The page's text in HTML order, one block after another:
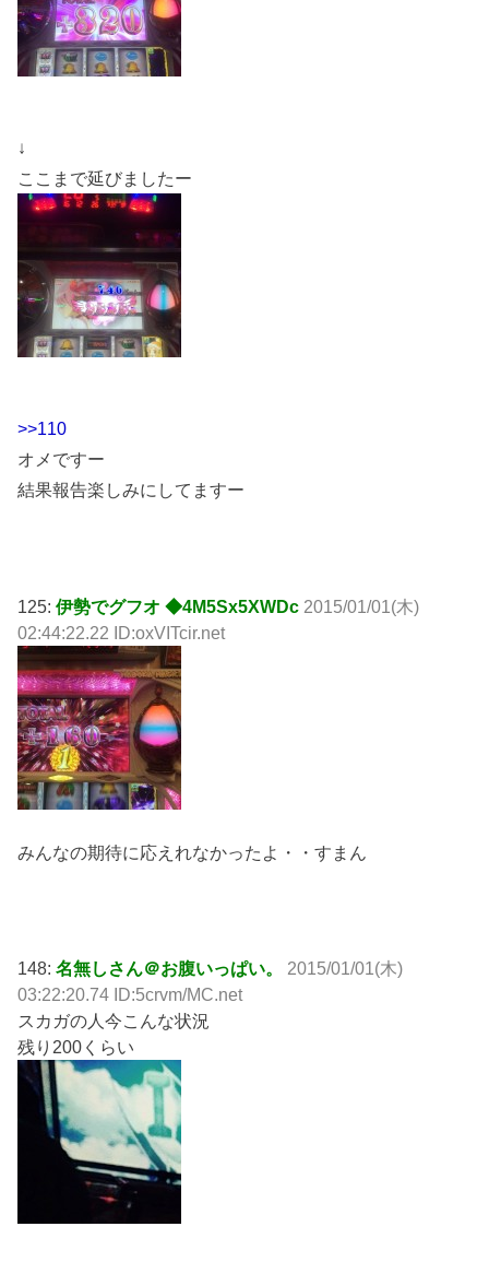
↓
ここまで延びましたー
>>110
オメですー
結果報告楽しみにしてますー
125:伊勢でグフオ ◆4M5Sx5XWDc 2015/01/01(木)
02:44:22.22 ID:oxVITcir.net
みんなの期待に応えれなかったよ・・すまん
148:名無しさん＠お腹いっぱい。
2015/01/01(木)
03:22:20.74 ID:5crvm/MC.net
スカガの人今こんな状況
残り200くらい